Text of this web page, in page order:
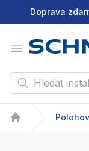
Doprava
Open menu
Hledat
Home